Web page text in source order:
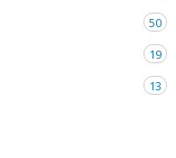
50
19
13